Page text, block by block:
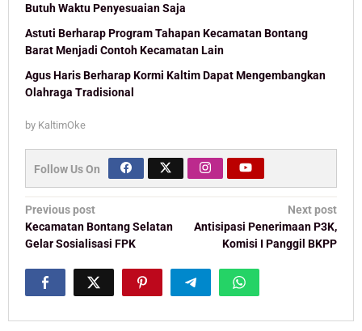
Butuh Waktu Penyesuaian Saja
Astuti Berharap Program Tahapan Kecamatan Bontang
Barat Menjadi Contoh Kecamatan Lain
Agus Haris Berharap Kormi Kaltim Dapat Mengembangkan
Olahraga Tradisional
by KaltimOke
Follow Us On
Post
navigation
Previous post
Kecamatan Bontang Selatan
Gelar Sosialisasi FPK
Next post
Antisipasi Penerimaan P3K,
Komisi I Panggil BKPP